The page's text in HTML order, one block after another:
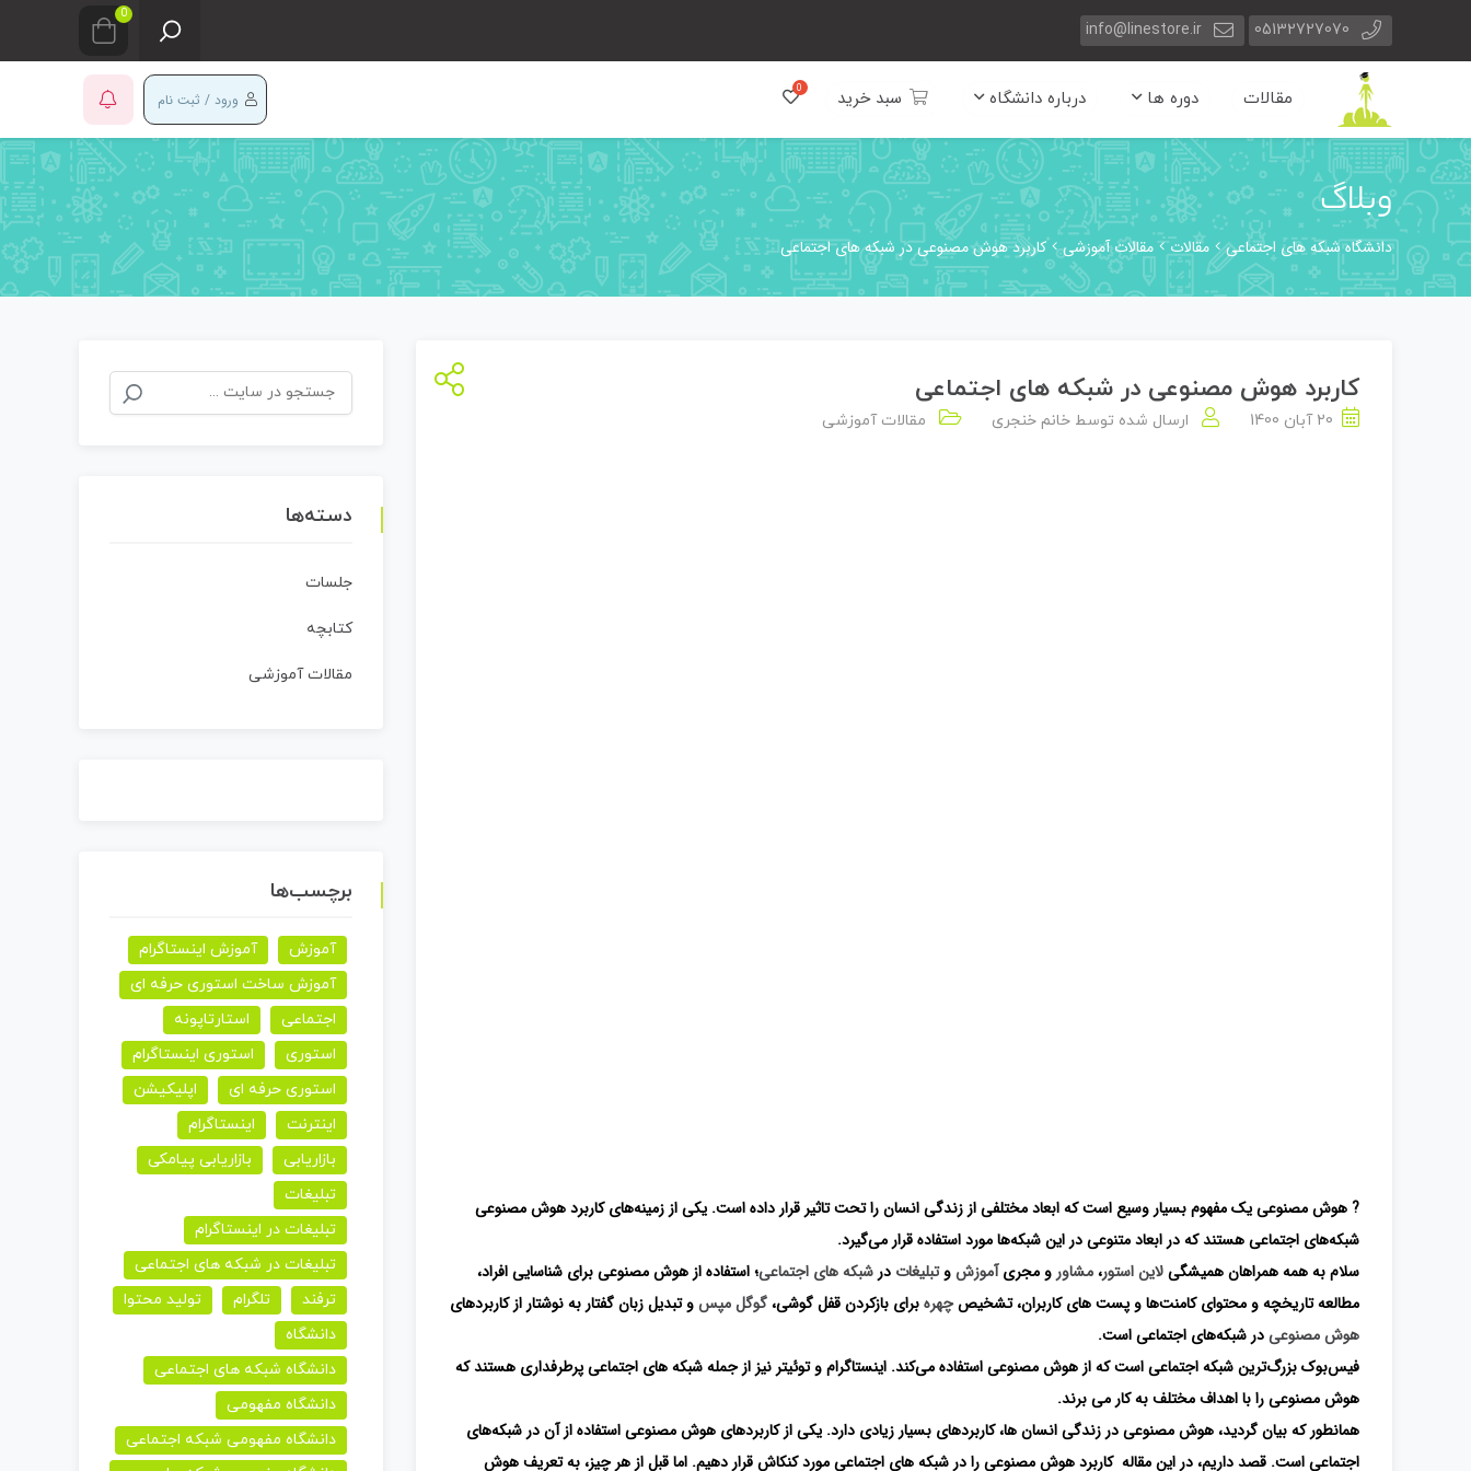
05132727070
info@linestore.ir
0
مقالات دوره ها درباره دانشگاه سبد خرید ورود / ثبت نام
وبلاگ
دانشگاه شبکه های اجتماعی مقالات مقالات آموزشی کاربرد هوش مصنوعی در شبکه های اجتماعی
کاربرد هوش مصنوعی در شبکه های اجتماعی
20 آبان 1400 ارسال شده توسط خانم خنجری مقالات آموزشی
? هوش مصنوعی یک مفهوم بسیار وسیع است که ابعاد مختلفی از زندگی انسان را تحت تاثیر قرار داده است. یکی از زمینه‌های کاربرد هوش مصنوعی
شبکه‌های اجتماعی هستند که در ابعاد متنوعی در این شبکه‌ها مورد استفاده قرار می‌گیرد.
سلام به همه همراهان همیشگیلاین استور،مشاور و مجریآموزشوتبلیغات در شبکه های اجتماعی؛ استفاده از هوش مصنوعی برای شناسایی افراد،
مطالعه تاریخچه و محتوای کامنت‌ها و پست های کاربران، تشخیصچهرهبرای بازکردن قفل گوشی،گوگل مپسو تبدیل زبان گفتار به نوشتار از کاربردهای
هوش مصنوعیدر شبکه‌های اجتماعی است.
فیس‌بوک بزرگ‌ترین شبکه اجتماعی است که از هوش مصنوعی استفاده می‌کند. اینستاگرام و توئیتر نیز از جمله شبکه های اجتماعی پرطرفداری هستند که
هوش مصنوعی را با اهداف مختلف به کار می برند.
همانطور که بیان گردید، هوش مصنوعی در زندگی انسان ها، کاربردهای بسیار زیادی دارد. یکی از کاربردهای هوش مصنوعی استفاده از آن در شبکه‌های
اجتماعی است. قصد داریم، در این مقاله کاربرد هوش مصنوعی را در شبکه های اجتماعی مورد کنکاش قرار دهیم. اما قبل از هر چیز، به تعریف هوش
جستجو
برای:
دسته‌ها
جلسات
کتابچه
مقالات آموزشی
برچسب‌ها
آموزش
آموزش اینستاگرام
آموزش ساخت استوری حرفه ای
اجتماعی
استارتاپونه
استوری
استوری اینستاگرام
استوری حرفه ای
اپلیکیشن
اینترنت
اینستاگرام
بازاریابی
بازاریابی پیامکی
تبلیغات
تبلیغات در اینستاگرام
تبلیغات در شبکه های اجتماعی
ترفند
تلگرام
تولید محتوا
دانشگاه
دانشگاه شبکه های اجتماعی
دانشگاه مفهومی
دانشگاه مفهومی شبکه اجتماعی